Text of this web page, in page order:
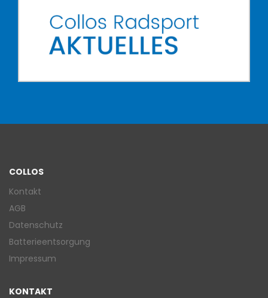
COLLOS
Kontakt
AGB
Datenschutz
Batterieentsorgung
Impressum
KONTAKT